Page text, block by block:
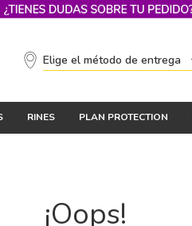
Elige el método de entrega
RINES PLAN PROTECTION
¡Oops!